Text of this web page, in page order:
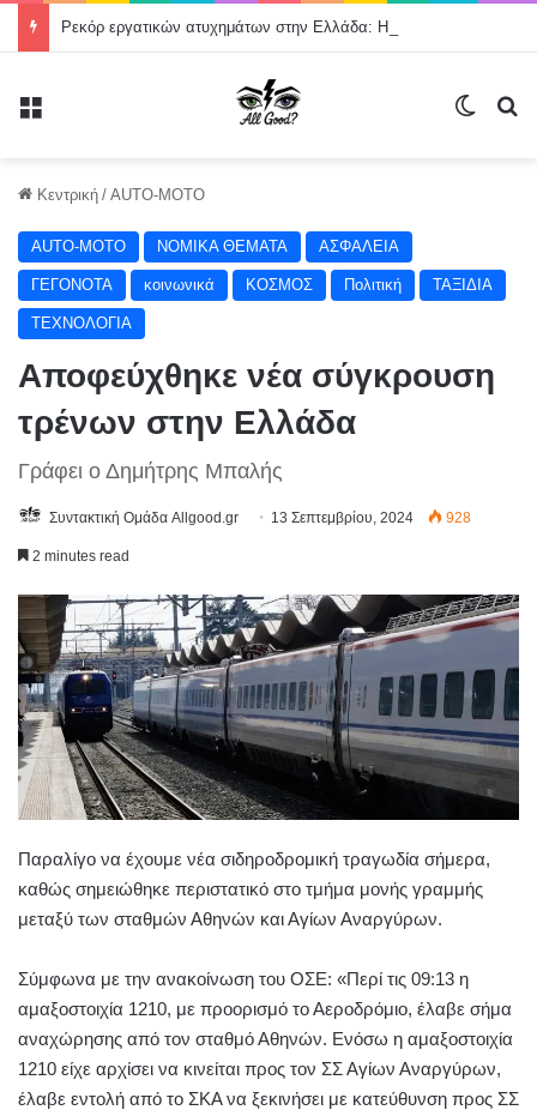
Κεντρική / AUTO-MOTO
AUTO-MOTO NOMIKA ΘΕΜΑΤΑ ΑΣΦΑΛΕΙΑ
ΓΕΓΟΝΟΤΑ κοινωνικά ΚΟΣΜΟΣ Πολιτική ΤΑΞΙΔΙΑ
ΤΕΧΝΟΛΟΓΙΑ
Αποφεύχθηκε νέα σύγκρουση
τρένων στην Ελλάδα
Γράφει ο Δημήτρης Μπαλής
Συντακτική Ομάδα Allgood.gr 13 Σεπτεμβρίου, 2024 928
2 minutes read
Παραλίγο να έχουμε νέα σιδηροδρομική τραγωδία σήμερα,
καθώς σημειώθηκε περιστατικό στο τμήμα μονής γραμμής
μεταξύ των σταθμών Αθηνών και Αγίων Αναργύρων.
Σύμφωνα με την ανακοίνωση του ΟΣΕ: «Περί τις 09:13 η
αμαξοστοιχία 1210, με προορισμό το Αεροδρόμιο, έλαβε σήμα
αναχώρησης από τον σταθμό Αθηνών. Ενόσω η αμαξοστοιχία
1210 είχε αρχίσει να κινείται προς τον ΣΣ Αγίων Αναργύρων,
έλαβε εντολή από το ΣΚΑ να ξεκινήσει με κατεύθυνση προς ΣΣ